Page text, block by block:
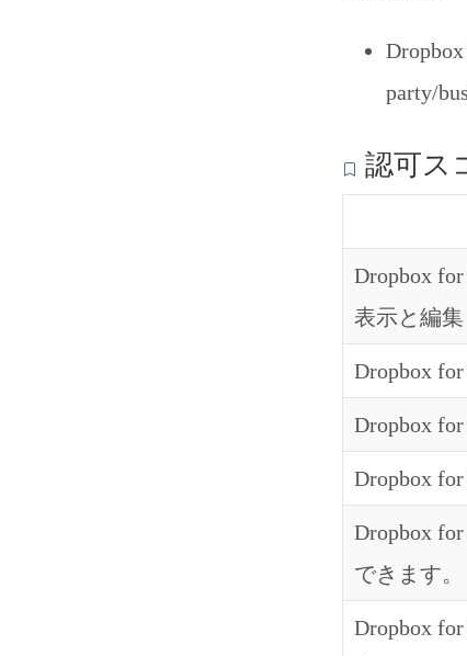
party/
認可ス
Dropbox
表示と編集
Dropbox
Dropbox
Dropbox
Dropbox
できます。
Dropbox